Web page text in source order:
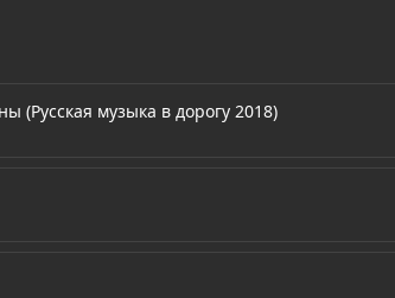
(Русская музыка в дорогу 2018)